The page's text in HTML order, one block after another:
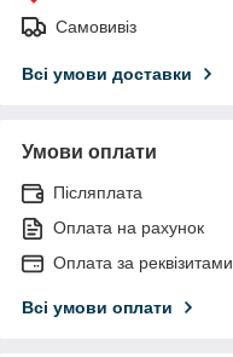
Самовивіз
Всі умови доставки
Умови оплати
Післяплата
Оплата на рахунок
Оплата за реквізитами
Всі умови оплати